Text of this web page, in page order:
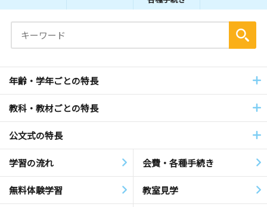
年齢・学年ごとの特長
教科・教材ごとの特長
公文式の特長
学習の流れ 会費・各種手続き
無料体験学習 教室見学